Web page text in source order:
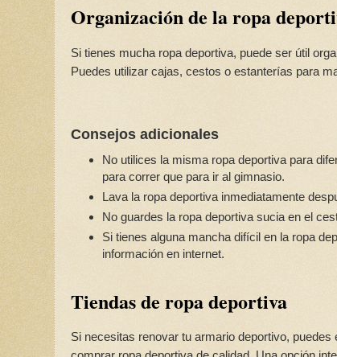
Organización de la ropa
Si tienes mucha ropa deportiva, puede ser útil
Puedes utilizar cajas, cestos o estanterías para
Consejos adicionales
No utilices la misma ropa deportiva para
para correr que para ir al gimnasio.
Lava la ropa deportiva inmediatamente
No guardes la ropa deportiva sucia en el
Si tienes alguna mancha difícil en la ropa
información en internet.
Tiendas de ropa deportiva
Si necesitas renovar tu armario deportivo,